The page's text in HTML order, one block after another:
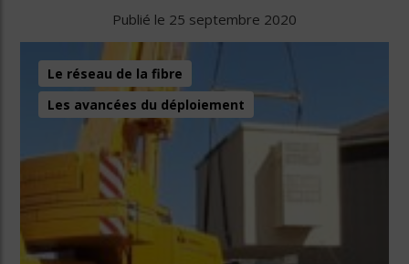
Publié le 25 septembre 2020
Le réseau de la fibre
Les avancées du déploiement